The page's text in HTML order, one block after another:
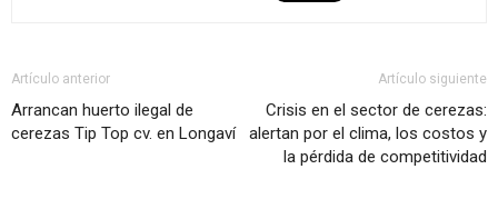
Artículo anterior
Arrancan huerto ilegal de
cerezas Tip Top cv. en Longaví
Artículo siguiente
Crisis en el sector de cerezas:
alertan por el clima, los costos y
la pérdida de competitividad